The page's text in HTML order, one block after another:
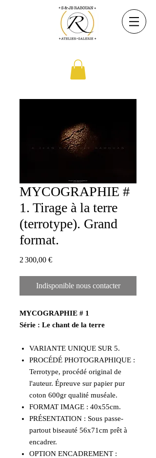
MYCOGRAPHIE #
1. Tirage à la terre
(terrotype). Grand
format.
2 300,00 €Prix
Indisponible nous contacter
MYCOGRAPHIE # 1
Série : Le chant de la terre
VARIANTE UNIQUE SUR 5.
PROCÉDÉ PHOTOGRAPHIQUE :
Terrotype, procédé original de
l'auteur. Épreuve sur papier pur
coton 600gr qualité muséale.
FORMAT IMAGE : 40x55cm.
PRÉSENTATION : Sous passe-
partout biseauté 56x71cm prêt à
encadrer.
OPTION ENCADREMENT :